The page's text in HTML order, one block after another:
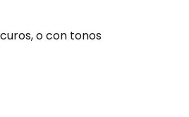
o con tonos